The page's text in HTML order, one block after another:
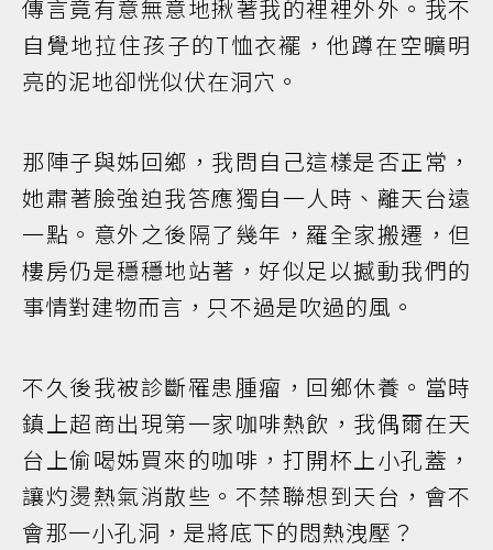
傳言竟有意無意地揪著我的裡裡外外。我不
自覺地拉住孩子的T恤衣襬，他蹲在空曠明
亮的泥地卻恍似伏在洞穴。
那陣子與姊回鄉，我問自己這樣是否正常，
她肅著臉強迫我答應獨自一人時、離天台遠
一點。意外之後隔了幾年，羅全家搬遷，但
樓房仍是穩穩地站著，好似足以撼動我們的
事情對建物而言，只不過是吹過的風。
不久後我被診斷罹患腫瘤，回鄉休養。當時
鎮上超商出現第一家咖啡熱飲，我偶爾在天
台上偷喝姊買來的咖啡，打開杯上小孔蓋，
讓灼燙熱氣消散些。不禁聯想到天台，會不
會那一小孔洞，是將底下的悶熱洩壓？